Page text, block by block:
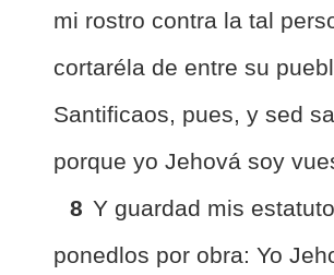
mi rostro contra la tal
cortaréla de entre su
Santificaos, pues, y sed
porque yo Jehová soy
8 Y guardad mis
ponedlos por obra: Yo